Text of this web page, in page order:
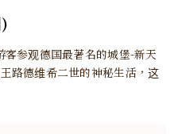
客参观德国最著名的城堡-新天
路德维希二世的神秘生活，这